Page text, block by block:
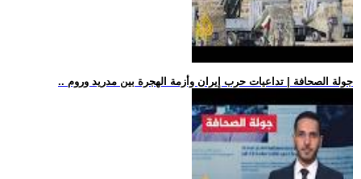
.. جولة الصحافة | تداعيات حرب إيران وأزمة الهجرة بين مدريد وروم